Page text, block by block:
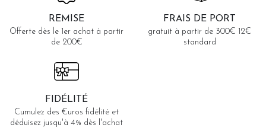
REMISE
Offerte dès le 1er achat à partir
de 200€
FRAIS DE PORT
gratuit à partir de 300€ 12€
standard
FIDÉLITÉ
Cumulez des €uros fidélité et
déduisez jusqu'à 4% dès l'achat